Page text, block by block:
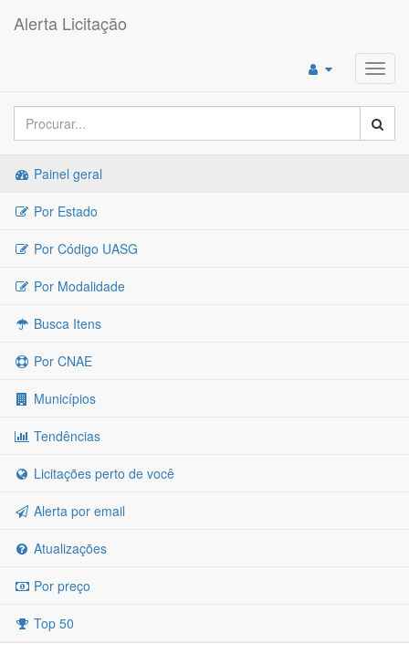
Alerta Licitação
Painel geral
Por Estado
Por Código UASG
Por Modalidade
Busca Itens
Por CNAE
Municípios
Tendências
Licitações perto de você
Alerta por email
Atualizações
Por preço
Top 50